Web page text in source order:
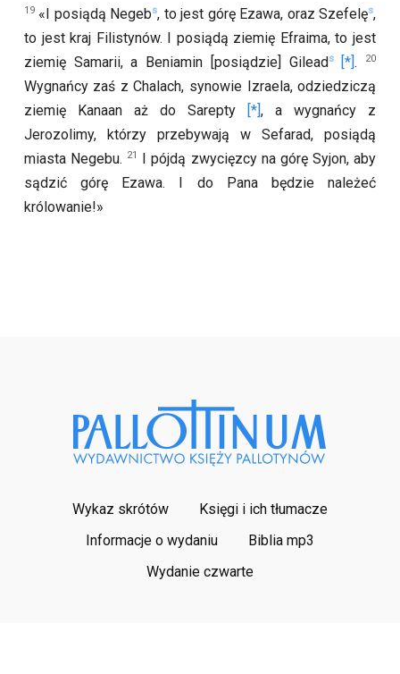
19«I posiądą Negebs, to jest górę Ezawa, oraz Szefelęs,
to jest kraj Filistynów. I posiądą ziemię Efraima, to jest
ziemię Samarii, a Beniamin [posiądzie] Gileads . 20
Wygnańcy zaś z Chalach, synowie Izraela, odziedziczą
ziemię Kanaan aż do Sarepty
, a wygnańcy z
Jerozolimy, którzy przebywają w Sefarad, posiądą
miasta Negebu. 21
I pójdą zwycięzcy na górę Syjon, aby
sądzić górę Ezawa. I do Pana będzie należeć
królowanie!»
Wykaz skrótów
Księgi i ich tłumacze
Informacje o wydaniu
Biblia mp3
Wydanie czwarte